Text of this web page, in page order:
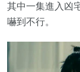
其中一集進入凶
嚇到不行。